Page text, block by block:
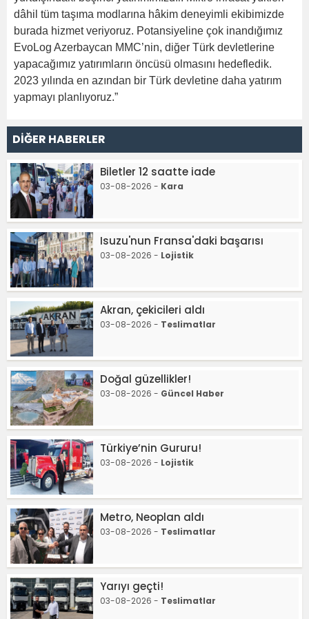
dâhil tüm taşıma modlarına hâkim deneyimli ekibimizde
burada hizmet veriyoruz. Potansiyeline çok inandığımız
EvoLog Azerbaycan MMC’nin, diğer Türk devletlerine
yapacağımız yatırımların öncüsü olmasını hedefledik.
2023 yılında en azından bir Türk devletine daha yatırım
yapmayı planlıyoruz.”
DİĞER HABERLER
Biletler 12 saatte iade
03-08-2026 - Kara
Isuzu'nun Fransa'daki başarısı
03-08-2026 - Lojistik
Akran, çekicileri aldı
03-08-2026 - Teslimatlar
Doğal güzellikler!
03-08-2026 - Güncel Haber
Türkiye’nin Gururu!
03-08-2026 - Lojistik
Metro, Neoplan aldı
03-08-2026 - Teslimatlar
Yarıyı geçti!
03-08-2026 - Teslimatlar